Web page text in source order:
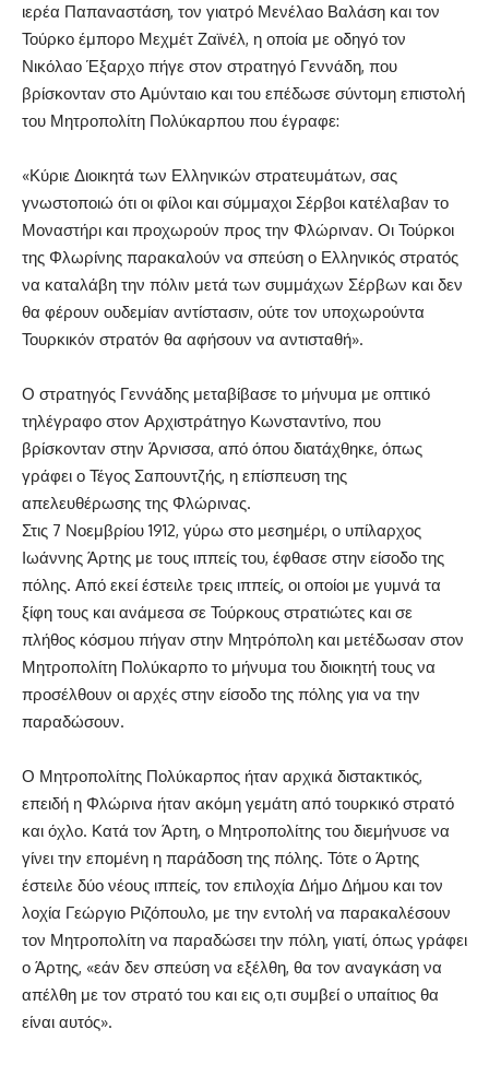
ιερέα Παπαναστάση, τον γιατρό Μενέλαο Βαλάση και τον
Τούρκο έμπορο Μεχμέτ Ζαϊνέλ, η οποία με οδηγό τον
Νικόλαο Έξαρχο πήγε στον στρατηγό Γεννάδη, που
βρίσκονταν στο Αμύνταιο και του επέδωσε σύντομη επιστολή
του Μητροπολίτη Πολύκαρπου που έγραφε:
«Κύριε Διοικητά των Ελληνικών στρατευμάτων, σας
γνωστοποιώ ότι οι φίλοι και σύμμαχοι Σέρβοι κατέλαβαν το
Μοναστήρι και προχωρούν προς την Φλώριναν. Οι Τούρκοι
της Φλωρίνης παρακαλούν να σπεύση ο Ελληνικός στρατός
να καταλάβη την πόλιν μετά των συμμάχων Σέρβων και δεν
θα φέρουν ουδεμίαν αντίστασιν, ούτε τον υποχωρούντα
Τουρκικόν στρατόν θα αφήσουν να αντισταθή».
Ο στρατηγός Γεννάδης μεταβίβασε το μήνυμα με οπτικό
τηλέγραφο στον Αρχιστράτηγο Κωνσταντίνο, που
βρίσκονταν στην Άρνισσα, από όπου διατάχθηκε, όπως
γράφει ο Τέγος Σαπουντζής, η επίσπευση της
απελευθέρωσης της Φλώρινας.
Στις 7 Νοεμβρίου 1912, γύρω στο μεσημέρι, ο υπίλαρχος
Ιωάννης Άρτης με τους ιππείς του, έφθασε στην είσοδο της
πόλης. Από εκεί έστειλε τρεις ιππείς, οι οποίοι με γυμνά τα
ξίφη τους και ανάμεσα σε Τούρκους στρατιώτες και σε
πλήθος κόσμου πήγαν στην Μητρόπολη και μετέδωσαν στον
Μητροπολίτη Πολύκαρπο το μήνυμα του διοικητή τους να
προσέλθουν οι αρχές στην είσοδο της πόλης για να την
παραδώσουν.
Ο Μητροπολίτης Πολύκαρπος ήταν αρχικά διστακτικός,
επειδή η Φλώρινα ήταν ακόμη γεμάτη από τουρκικό στρατό
και όχλο. Κατά τον Άρτη, ο Μητροπολίτης του διεμήνυσε να
γίνει την επομένη η παράδοση της πόλης. Τότε ο Άρτης
έστειλε δύο νέους ιππείς, τον επιλοχία Δήμο Δήμου και τον
λοχία Γεώργιο Ριζόπουλο, με την εντολή να παρακαλέσουν
τον Μητροπολίτη να παραδώσει την πόλη, γιατί, όπως γράφει
ο Άρτης, «εάν δεν σπεύση να εξέλθη, θα τον αναγκάση να
απέλθη με τον στρατό του και εις ο,τι συμβεί ο υπαίτιος θα
είναι αυτός».